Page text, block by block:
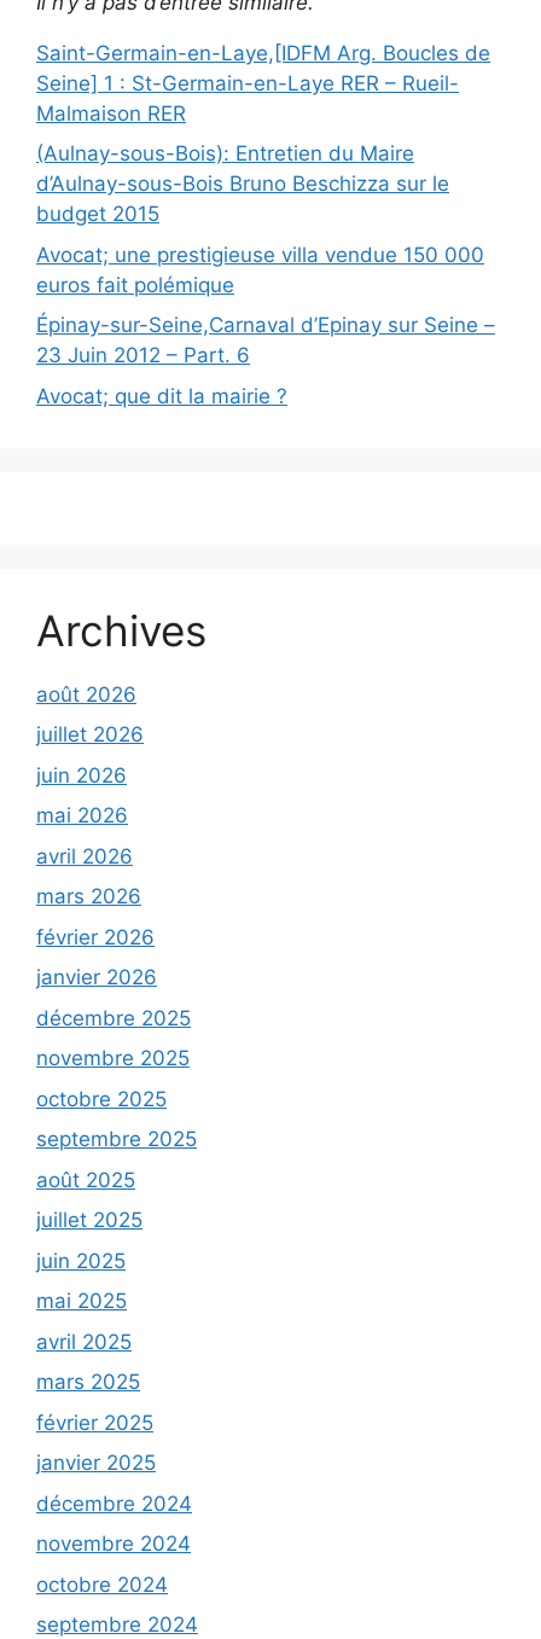
Saint-Germain-en-Laye,[IDFM Arg. Boucles de
Seine] 1 : St-Germain-en-Laye RER – Rueil-
Malmaison RER
(Aulnay-sous-Bois): Entretien du Maire
d’Aulnay-sous-Bois Bruno Beschizza sur le
budget 2015
Avocat; une prestigieuse villa vendue 150 000
euros fait polémique
Épinay-sur-Seine,Carnaval d’Epinay sur Seine –
23 Juin 2012 – Part. 6
Avocat; que dit la mairie ?
Archives
août 2026
juillet 2026
juin 2026
mai 2026
avril 2026
mars 2026
février 2026
janvier 2026
décembre 2025
novembre 2025
octobre 2025
septembre 2025
août 2025
juillet 2025
juin 2025
mai 2025
avril 2025
mars 2025
février 2025
janvier 2025
décembre 2024
novembre 2024
octobre 2024
septembre 2024